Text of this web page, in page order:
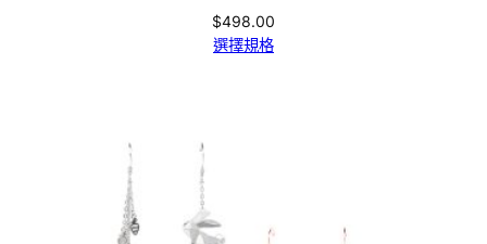
$498.00
選擇規格